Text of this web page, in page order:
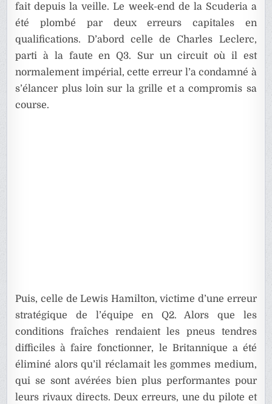
fait depuis la veille. Le week-end de la Scuderia a
été plombé par deux erreurs capitales en
qualifications. D’abord celle de Charles Leclerc,
parti à la faute en Q3. Sur un circuit où il est
normalement impérial, cette erreur l’a condamné à
s’élancer plus loin sur la grille et a compromis sa
course.
Puis, celle de Lewis Hamilton, victime d’une erreur
stratégique de l’équipe en Q2. Alors que les
conditions fraîches rendaient les pneus tendres
difficiles à faire fonctionner, le Britannique a été
éliminé alors qu’il réclamait les gommes medium,
qui se sont avérées bien plus performantes pour
leurs rivaux directs. Deux erreurs, une du pilote et